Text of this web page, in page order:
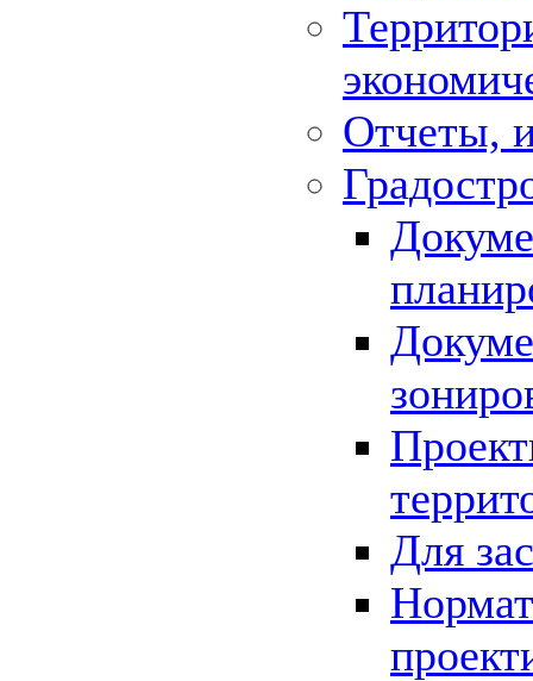
Отчеты,
Для